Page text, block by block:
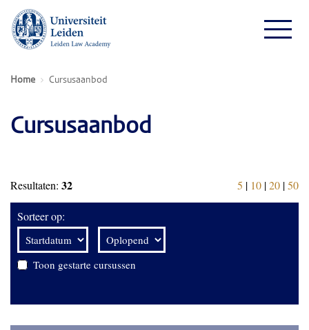
Home Cursusaanbod
Cursusaanbod
Resultaten: 32 5 | 10 |20 |50
Sorteer op:
Toon gestarte cursussen